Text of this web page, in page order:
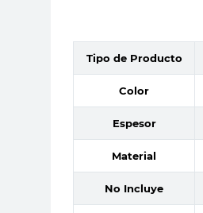
Tipo de Producto
Color
Espesor
Material
No Incluye